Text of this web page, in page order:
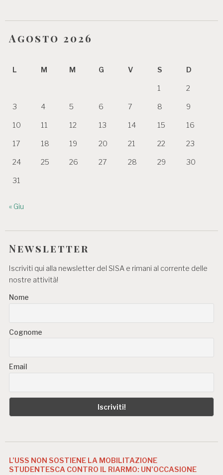
Agosto 2026
L M M G V S D
1 2
3 4 5 6 7 8 9
10 11 12 13 14 15 16
17 18 19 20 21 22 23
24 25 26 27 28 29 30
31
« Giu
Newsletter
Iscriviti qui alla newsletter del SISA e rimani al corrente delle
nostre attività!
Nome
Cognome
Email
L’USS NON SOSTIENE LA MOBILITAZIONE
STUDENTESCA CONTRO IL RIARMO: UN’OCCASIONE